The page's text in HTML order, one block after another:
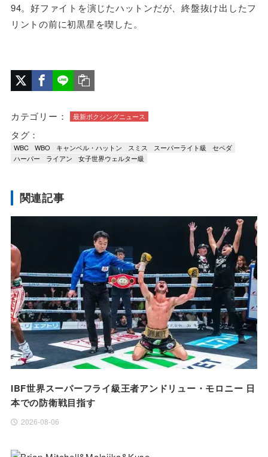
94。好ファイトを演じたハットンだが、終盤抜け出したフ
リントの前に初黒星を喫した。
カテゴリー： 最新ボクシングニュース
タグ：
WBC WBO キャンベル・ハットン スミス スーパーライト級
セペダ
ハーパー
ライアン 女子世界ウェルター級
関連記事
IBF世界スーパーフライ級王者アンドリュー・モロニー 日
本での防衛戦目指す
2026-08-06